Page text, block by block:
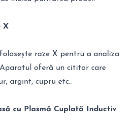
X
raze X pentru a analiza
oferă un cititor care
argint, cupru etc..
cu Plasmă Cuplată Inductiv